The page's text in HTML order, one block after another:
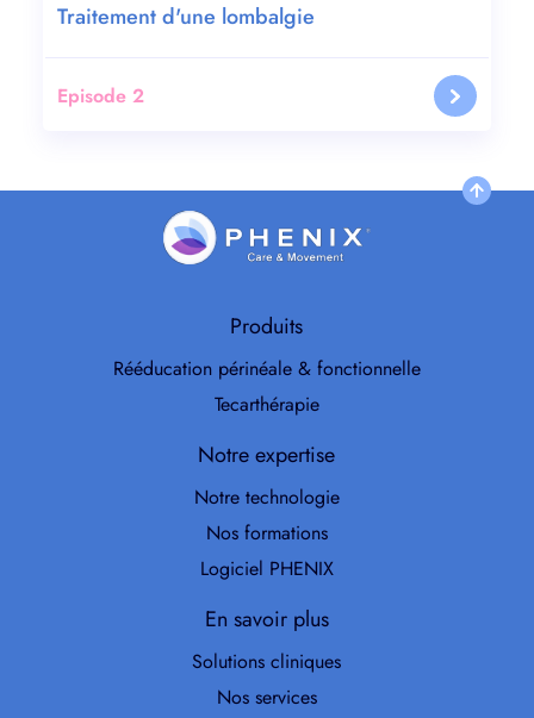
Traitement d'une lombalgie
Episode 2
Produits
Rééducation périnéale & fonctionnelle
Tecarthérapie
Notre expertise
Notre technologie
Nos formations
Logiciel PHENIX
En savoir plus
Solutions cliniques
Nos services